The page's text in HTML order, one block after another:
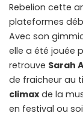
Rebelion cette
plateformes
Avec son
elle a été jouée
retrouve Sarah
de fraicheur au
climaxde la
en festival ou